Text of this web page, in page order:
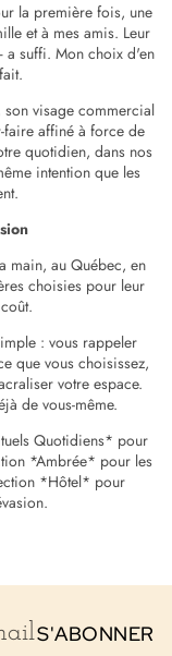
la première fois, une
et à mes amis. Leur
suffi. Mon choix d'en
son visage commercial
faire affiné à force de
quotidien, dans nos
intention que les
main, au Québec, en
choisies pour leur
: vous rappeler
que vous choisissez,
votre espace.
de vous-même.
Quotidiens* pour
*Ambrée* pour les
*Hôtel* pour
S'ABONNER